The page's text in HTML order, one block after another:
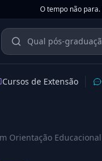
O tempo não para.
Cursos de Extensão
Orientação Educacional